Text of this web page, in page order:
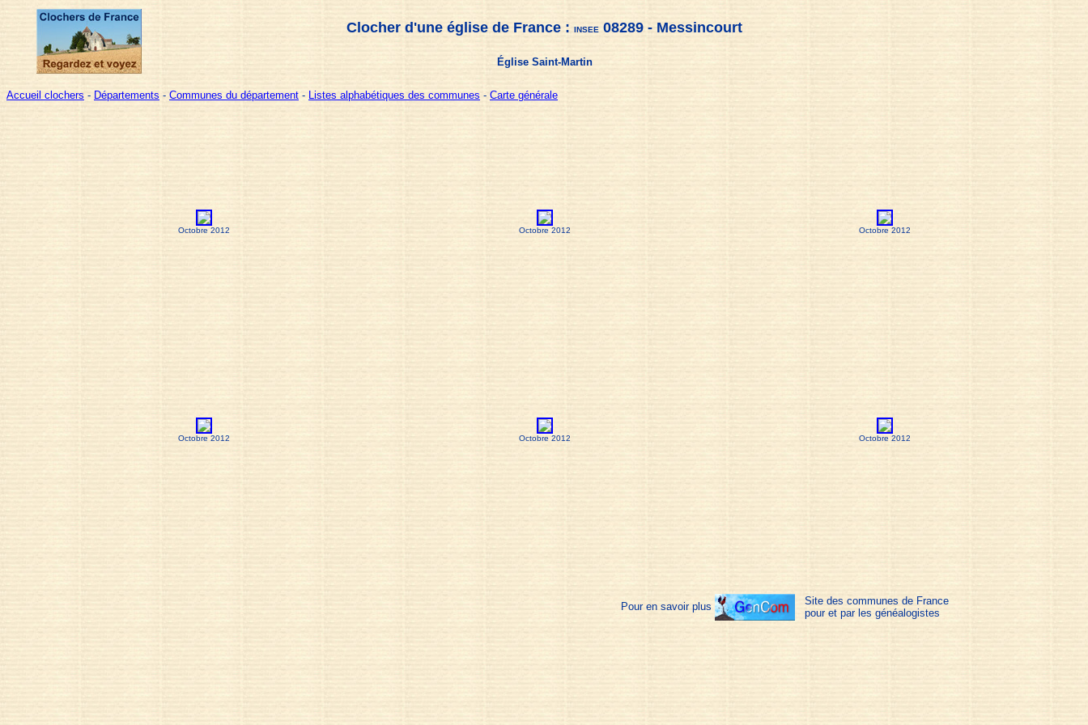
Clocher d'une église de France : INSEE 08289 - Messincourt
Église Saint-Martin
Accueil clochers - Départements - Communes du département - Listes alphabétiques des communes - Carte générale
Octobre 2012 Octobre 2012 Octobre 2012
Octobre 2012 Octobre 2012 Octobre 2012
Pour en savoir plus
Site des communes de France
pour et par les généalogistes